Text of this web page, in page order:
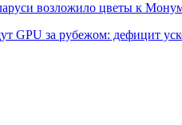
возложило цветы к
GPU за рубежом: дефицит